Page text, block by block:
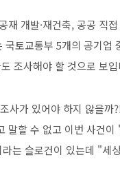
개발·재건축, 공공 직
토교통부 5개의 공기업
조사해야 할 것으로 보입
사가 있어야 하지 않을까
말할 수 없고 이번 사건
는 슬로건이 있는데 "세